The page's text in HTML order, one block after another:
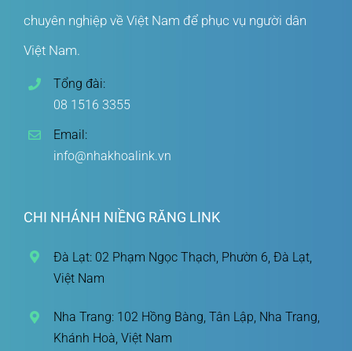
chuyên nghiệp về Việt Nam để phục vụ người dân
Việt Nam.
Tổng đài:
08 1516 3355
Email:
info@nhakhoalink.vn
CHI NHÁNH NIỀNG RĂNG LINK
Đà Lạt: 02 Phạm Ngọc Thạch, Phườn 6, Đà Lạt,
Việt Nam
Nha Trang: 102 Hồng Bàng, Tân Lập, Nha Trang,
Khánh Hoà, Việt Nam